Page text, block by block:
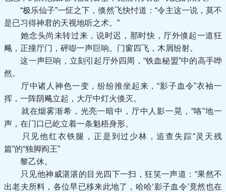
“极乐仙子”一怔之下，倏然飞快忖道：“令主这一说，莫不
是已习得神君的天视地听之术。”
她念头尚未转过来，说时迟，那时快，厅外倏起一道狂
飚，正撞厅门，砰嘭一声巨响。门窗四飞，木屑纷射。
这一声巨响，立刻引起厅外四周，“铁血秘盟”中的高手哗
然。
厅中诸人神色一变，纷纷推坐起来，“影子血令”衣袖一
挥，一阵阴飚立起，大厅中灯火倏灭。
就在烟雾渐希，光亮一暗中，厅中人影一晃，“咯”地一
声，在门口已屹立着一条魁梧身形。
只见他红衣铁腿，正是到过少林，追查失踪“灵天残
篇”的“独脚阎王”
黎乙休。
只见他神威湛湛的目光四下一扫，狂笑一声道：“果然不
出老夫所料，各位早已移来此地了，哈哈‘影子血令’竟然也在